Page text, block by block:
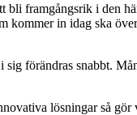
framgångsrik i den
kommer in idag ska
förändras snabbt.
lösningar så gör